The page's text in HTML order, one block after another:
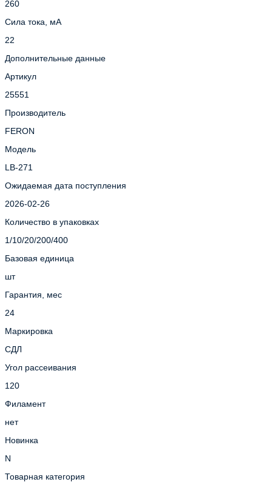
260
Сила тока, мА
22
Дополнительные данные
Артикул
25551
Производитель
FERON
Модель
LB-271
Ожидаемая дата поступления
2026-02-26
Количество в упаковках
1/10/20/200/400
Базовая единица
шт
Гарантия, мес
24
Маркировка
СДЛ
Угол рассеивания
120
Филамент
нет
Новинка
N
Товарная категория